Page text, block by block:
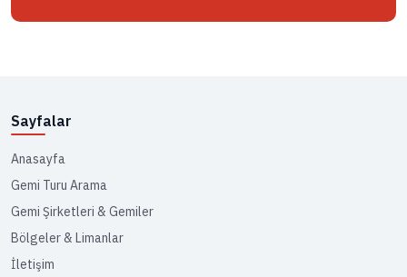
Sayfalar
Anasayfa
Gemi Turu Arama
Gemi Şirketleri & Gemiler
Bölgeler & Limanlar
İletişim